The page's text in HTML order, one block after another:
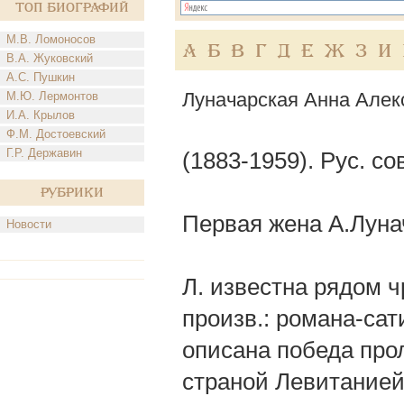
Топ Биографий
М.В. Ломоносов
В.А. Жуковский
А.С. Пушкин
М.Ю. Лермонтов
И.А. Крылов
Ф.М. Достоевский
Г.Р. Державин
Рубрики
Новости
А Б В Г Д Е Ж З И
Луначарская Анна
(1883-1959). Рус.
Первая жена
Л. известна рядом
произв.: романа-
описана победа
страной